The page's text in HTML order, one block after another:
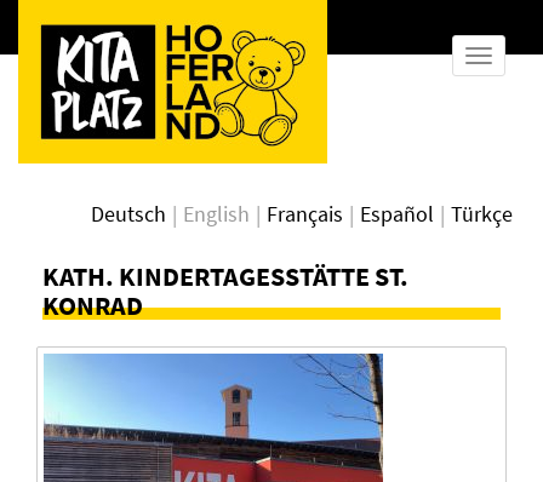
show
Deutsch English Français Español Türkçe
KATH. KINDERTAGESSTÄTTE ST.
KONRAD